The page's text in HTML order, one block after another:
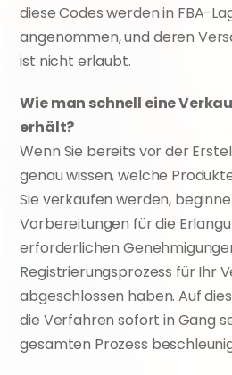
diese Codes werden in FBA-
angenommen, und deren
ist nicht erlaubt.
Wie man schnell eine
erhält?
Wenn Sie bereits vor der
genau wissen, welche
Sie verkaufen werden,
Vorbereitungen für die
erforderlichen
Registrierungsprozess für Ihr
abgeschlossen haben. Auf
die Verfahren sofort in Gang
gesamten Prozess